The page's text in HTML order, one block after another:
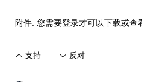
附件: 您需要登录才可以下载或查
支持 反对